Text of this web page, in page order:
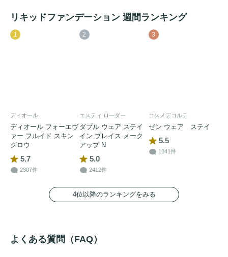
リキッドファンデーション 週間ランキング
1
ディオール
ディオール フォーエヴ
ァー フルイド スキン
グロウ
5.7
2307件
2
エスティ ローダー
ダブル ウェア ステイ
イン プレイス メーク
アップ N
5.0
2412件
3
コスメデコルテ
ゼン ウェア ステイ
5.5
1041件
4位以降のランキングをみる
よくある質問（FAQ）